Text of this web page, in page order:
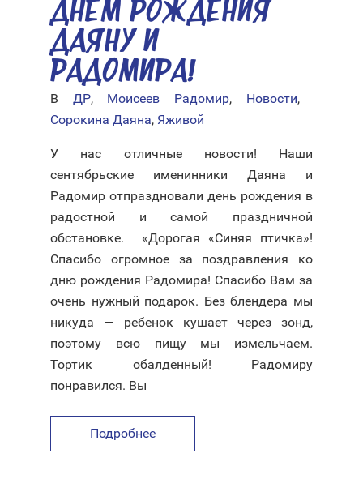
ДНЕМ РОЖДЕНИЯ
ДАЯНУ И
РАДОМИРА!
В ДР, Моисеев Радомир, Новости,
Сорокина Даяна, Яживой
У нас отличные новости! Наши
сентябрьские именинники Даяна и
Радомир отпраздновали день рождения в
радостной и самой праздничной
обстановке.⠀ «Дорогая «Синяя птичка»!
Спасибо огромное за поздравления ко
дню рождения Радомира! Спасибо Вам за
очень нужный подарок. Без блендера мы
никуда — ребенок кушает через зонд,
поэтому всю пищу мы измельчаем.
Тортик обалденный! Радомиру
понравился. Вы
Подробнее